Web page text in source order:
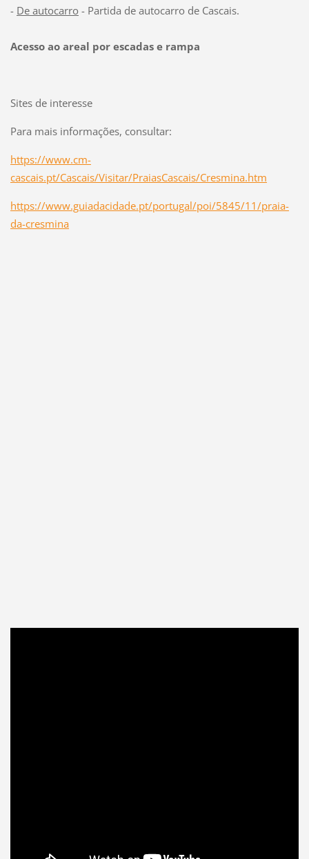
- De autocarro- Partida de autocarro de Cascais.
Acesso ao areal por escadas e rampa
Sites de interesse
Para mais informações, consultar:
https://www.cm-
cascais.pt/Cascais/Visitar/PraiasCascais/Cresmina.htm
https://www.guiadacidade.pt/portugal/poi/5845/11/praia-
da-cresmina